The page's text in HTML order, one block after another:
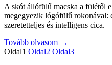
A skót állófülű macska a fülétől
megegyezik lógófülű rokonával:
szeretetteljes és intelligens cica.
Tovább olvasom →
Oldal1 Oldal2 Oldal3